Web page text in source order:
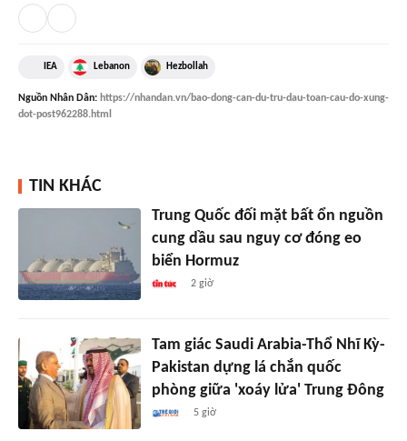
IEA Lebanon Hezbollah
Nguồn Nhân Dân: https://nhandan.vn/bao-dong-can-du-tru-dau-toan-cau-do-xung-
dot-post962288.html
TIN KHÁC
Trung Quốc đối mặt bất ổn nguồn
cung dầu sau nguy cơ đóng eo
biển Hormuz
2 giờ
Tam giác Saudi Arabia-Thổ Nhĩ Kỳ-
Pakistan dựng lá chắn quốc
phòng giữa 'xoáy lửa' Trung Đông
5 giờ